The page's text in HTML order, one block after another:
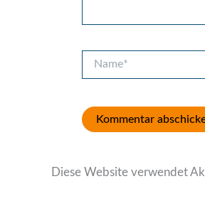
Diese Website verwendet